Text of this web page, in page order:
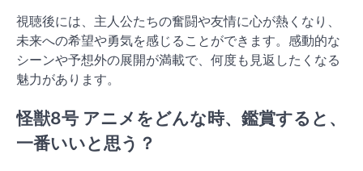
視聴後には、主人公たちの奮闘や友情に心が熱くなり、
未来への希望や勇気を感じることができます。感動的な
シーンや予想外の展開が満載で、何度も見返したくなる
魅力があります。
怪獣8号 アニメをどんな時、鑑賞すると、
一番いいと思う？